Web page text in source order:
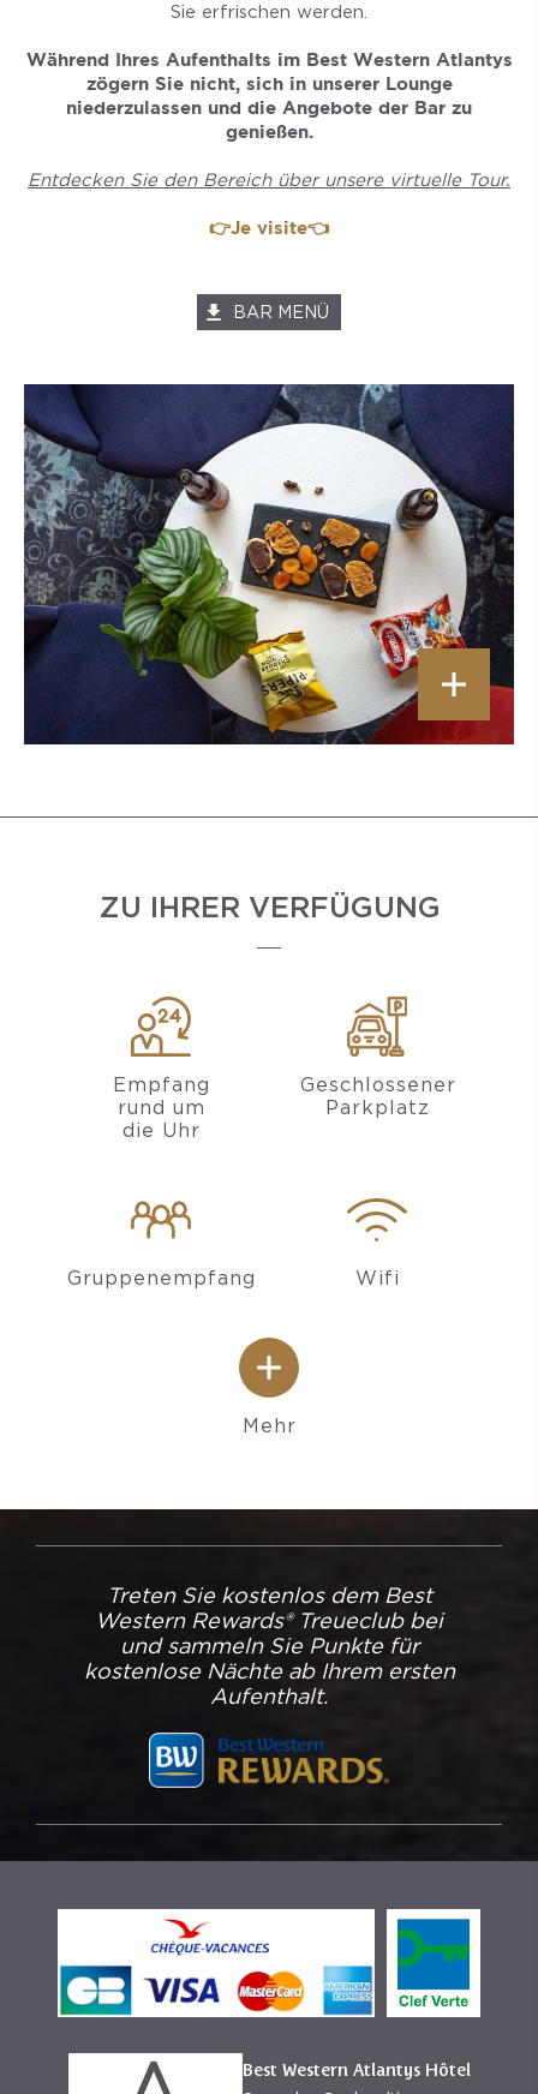
Sie erfrischen werden.
Während Ihres Aufenthalts im Best Western Atlantys
zögern Sie nicht, sich in unserer Lounge
niederzulassen und die Angebote der Bar zu
genießen.
Entdecken Sie den Bereich über unsere virtuelle Tour.
👉Je visite👈
BAR MENÜ
ZU IHRER VERFÜGUNG
Empfang
rund um
die Uhr
Geschlossener
Parkplatz
Gruppenempfang Wifi
Mehr
Treten Sie kostenlos dem Best
Western Rewards® Treueclub bei
und sammeln Sie Punkte für
kostenlose Nächte ab Ihrem ersten
Aufenthalt.
Best Western Atlantys Hôtel